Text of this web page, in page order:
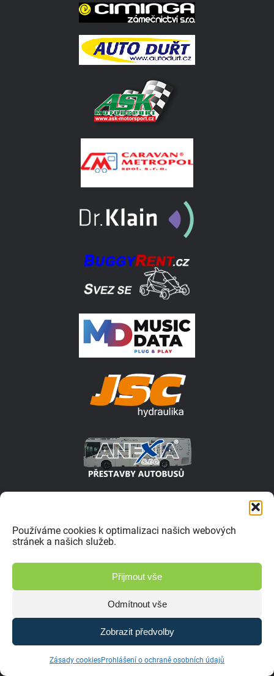
Používáme cookies k optimalizaci našich webových
stránek a našich služeb.
Přijmout vše
Odmítnout vše
Zobrazit předvolby
Zásady cookiesProhlášení o ochraně osobních údajů